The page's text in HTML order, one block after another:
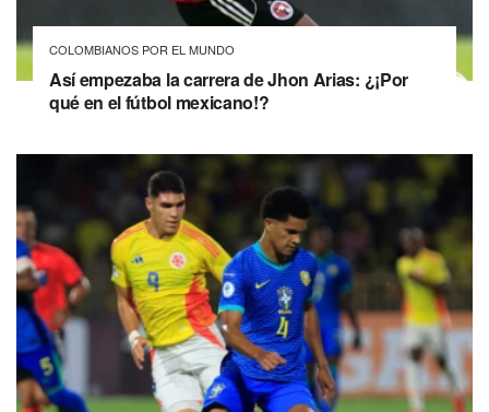
COLOMBIANOS POR EL MUNDO
Así empezaba la carrera de Jhon Arias: ¿¡Por
qué en el fútbol mexicano!?